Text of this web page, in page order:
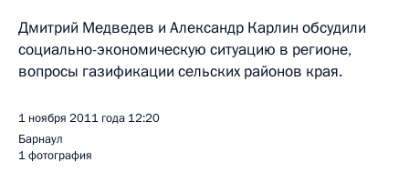
Дмитрий Медведев и Александр Карлин обсудили
социально-экономическую ситуацию в регионе,
вопросы газификации сельских районов края.
1 ноября 2011 года 12:20
Барнаул
1 фотография